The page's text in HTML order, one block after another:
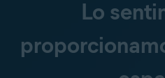
Lo